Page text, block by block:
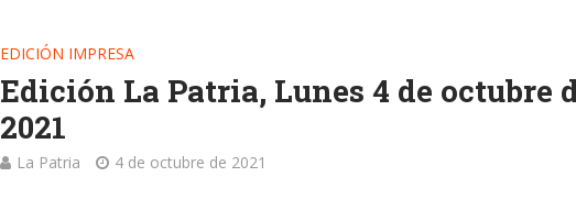
EDICIÓN IMPRESA
Edición La Patria, Lunes 4 de octubre
2021
La Patria 4 de octubre de 2021